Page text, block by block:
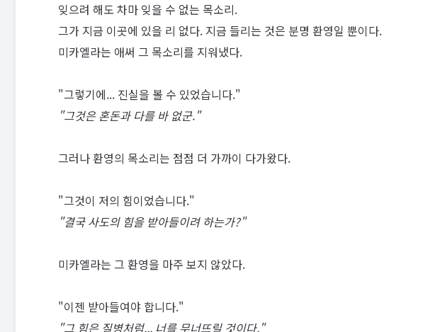
잊으려 해도 차마 잊을 수 없는 목소리.
그가 지금 이곳에 있을 리 없다. 지금 들리는 것은 분명 환영일 뿐이다.
미카엘라는 애써 그 목소리를 지워냈다.
"그렇기에... 진실을 볼 수 있었습니다."
"그것은 혼돈과 다를 바 없군."
그러나 환영의 목소리는 점점 더 가까이 다가왔다.
"그것이 저의 힘이었습니다."
"결국 사도의 힘을 받아들이려 하는가?"
미카엘라는 그 환영을 마주 보지 않았다.
"이젠 받아들여야 합니다."
"그 힘은 질병처럼... 너를 무너뜨릴 것이다."